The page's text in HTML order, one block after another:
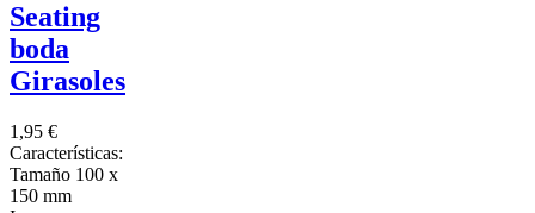
Seating
boda
Girasoles
1,95 €
Características:
Tamaño 100 x
150 mm